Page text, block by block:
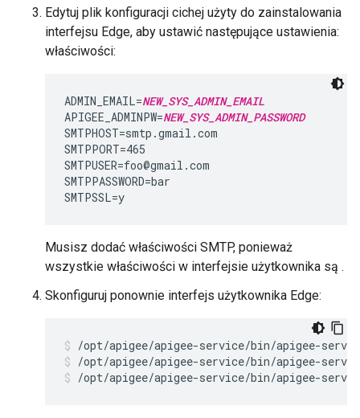
Edytuj plik konfiguracji cichej użyty do zainstalowania
interfejsu Edge, aby ustawić następujące ustawienia:
właściwości:
ADMIN_EMAIL=NEW_SYS_ADMIN_EMAIL
APIGEE_ADMINPW=NEW_SYS_ADMIN_PASSWORD
SMTPHOST=smtp.gmail.com
SMTPPORT=465
SMTPUSER=foo@gmail.com
SMTPPASSWORD=bar
SMTPSSL=y
Musisz dodać właściwości SMTP, ponieważ
wszystkie właściwości w interfejsie użytkownika są .
Skonfiguruj ponownie interfejs użytkownika Edge:
/opt/apigee/apigee-service/bin/apigee-
/opt/apigee/apigee-service/bin/apigee-